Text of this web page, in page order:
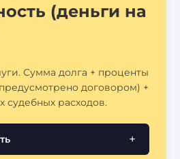
(деньги на
Сумма долга + проценты
договором) +
расходов.